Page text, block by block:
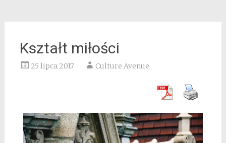
Kształt miłości
25 lipca 2017 Culture Avenue